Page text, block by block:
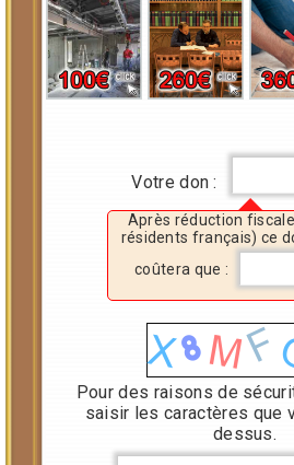
Votre don :
Après réduction
résidents français) ce
coûtera que :
Pour des raisons de
saisir les caractères que
dessus.